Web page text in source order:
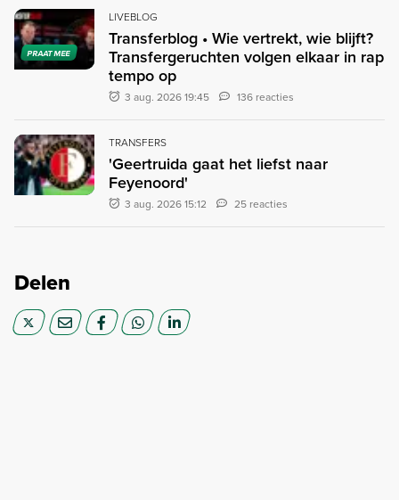
PRAAT MEE
LIVEBLOG
Transferblog • Wie vertrekt, wie blijft?
Transfergeruchten volgen elkaar in rap
tempo op
3 aug. 2026 19:45 136 reacties
TRANSFERS
'Geertruida gaat het liefst naar
Feyenoord'
3 aug. 2026 15:12 25 reacties
Delen